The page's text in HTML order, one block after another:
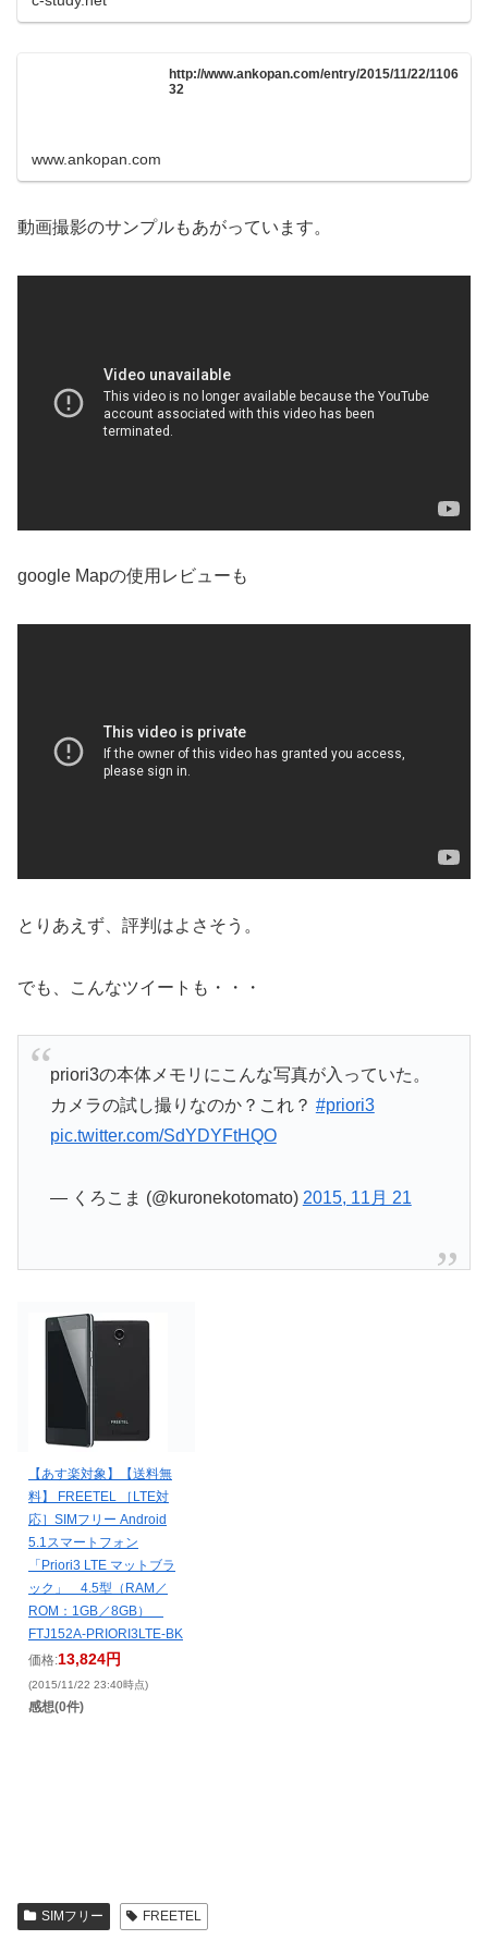
http://www.ankopan.com/entry/2015/11/22/1106
32
www.ankopan.com
動画撮影のサンプルもあがっています。
google Mapの使用レビューも
とりあえず、評判はよさそう。
でも、こんなツイートも・・・
priori3の本体メモリにこんな写真が入っていた。
カメラの試し撮りなのか？これ？ #priori3
pic.twitter.com/SdYDYFtHQO
— くろこま (@kuronekotomato) 2015, 11月 21
【あす楽対象】【送料無
料】 FREETEL ［LTE対
応］SIMフリー Android
5.1スマートフォン
「Priori3 LTE マットブラ
ック」 4.5型（RAM／
ROM：1GB／8GB）
FTJ152A-PRIORI3LTE-BK
価格:13,824円
(2015/11/22 23:40時点)
感想(0件)
SIMフリー FREETEL